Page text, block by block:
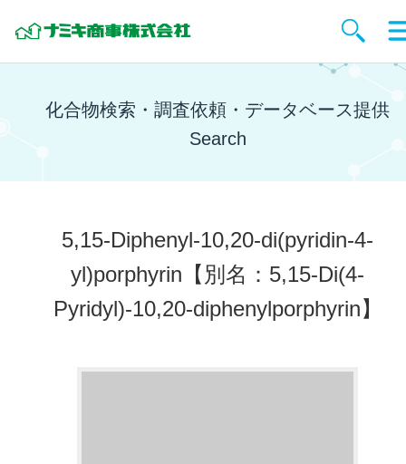
化合物検索・調査依頼・データベース提供
Search
5,15-Diphenyl-10,20-di(pyridin-4-
yl)porphyrin 【別名：5,15-Di(4-
Pyridyl)-10,20-diphenylporphyrin】